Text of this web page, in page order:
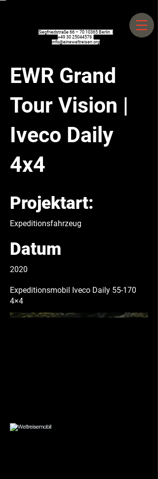
Siegfriedstraße 66 – 70 10365 Berlin |
+49 30 25044578
info@eineweltreisen.org
EWR Grand
Tour Vision |
Iveco Daily
4x4
Projektart:
Expeditionsfahrzeug
Datum
2020
Expeditionsmobil Iveco Daily 55-170
4×4